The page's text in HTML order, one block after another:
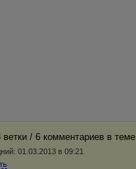
/ 6 комментариев в темe
01.03.2013 в 09:21